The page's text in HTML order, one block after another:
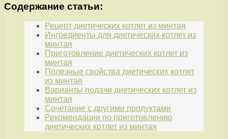
Содержание статьи:
Рецепт диетических котлет из минтая
Ингредиенты для диетических котлет из
минтая
Приготовление диетических котлет из
минтая
Полезные свойства диетических котлет
из минтая
Варианты подачи диетических котлет из
минтая
Сочетание с другими продуктами
Рекомендации по приготовлению
диетических котлет из минтая